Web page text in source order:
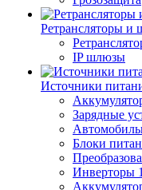
Ретрансляторы и
IP шлюзы
Источники
Зарядные
Блоки
Инверторы